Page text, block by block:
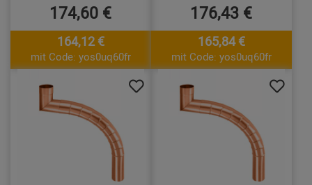
174,60 €
164,12 €
mit Code: yos0uq60fr
176,43 €
165,84 €
mit Code: yos0uq60fr